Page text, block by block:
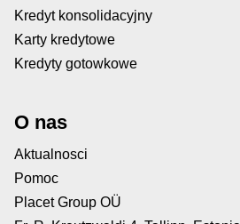
Kredyt konsolidacyjny
Karty kredytowe
Kredyty gotowkowe
O nas
Aktualnosci
Pomoc
Placet Group OÜ